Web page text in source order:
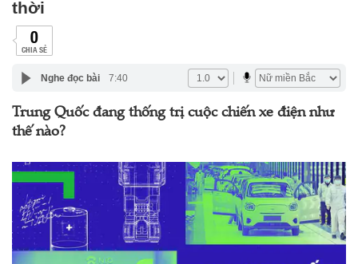
thời
0
CHIA SẺ
Nghe đọc bài 7:40
Trung Quốc đang thống trị cuộc chiến xe điện như
thế nào?